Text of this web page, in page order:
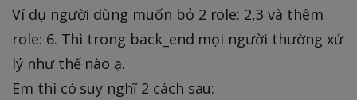
Ví dụ người dùng muốn bỏ 2 role: 2,3 và thêm
role: 6. Thì trong back_end mọi người thường xử
lý như thế nào ạ.
Em thì có suy nghĩ 2 cách sau: